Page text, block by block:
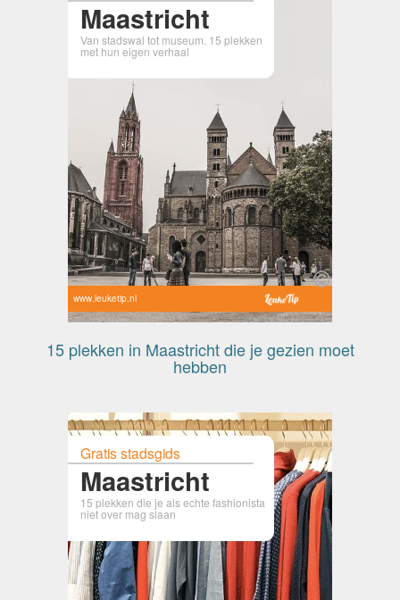
Maastricht
Van stadswal tot museum. 15 plekken
met hun eigen verhaal
www.leuketip.nl
15 plekken in Maastricht die je gezien moet
hebben
Gratis stadsgids
Maastricht
15 plekken die je als echte fashionista
niet over mag slaan